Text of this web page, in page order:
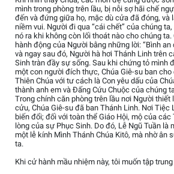
mình trong phòng trên lầu, bị nỗi sợ hãi chế
đến và đứng giữa họ, mặc dù cửa đã đóng, và
niềm vui. Người đi qua “cái chết” của chúng
nó ra khi không còn lối thoát nào cho chúng
hành động của Người bằng những lời: “Bình an
và ngay sau đó, Người hà hơi Thánh Linh trên
Sinh tràn đầy sự sống. Sau khi chứng tỏ mình
một con người đích thực, Chúa Giê-su ban
Thiên Chúa với tư cách là Con yêu dấu của
thành anh em và Đấng Cứu Chuộc của chúng
Trong chính căn phòng trên lầu nơi Người thiết
cửu, Chúa Giê-su đã ban Thánh Linh. Nơi Tiệc
biến đổi; đối với toàn thể Giáo Hội, mộ của
lòng của sự Phục Sinh. Do đó, Lễ Ngũ Tuần là
một lễ kính Mình Thánh Chúa Kitô, mà nhờ ân
ta.
Khi cử hành mầu nhiệm này, tôi muốn tập